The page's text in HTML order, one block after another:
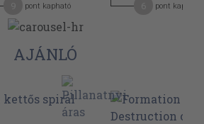
pont kapható pont kapható
AJÁNLÓ